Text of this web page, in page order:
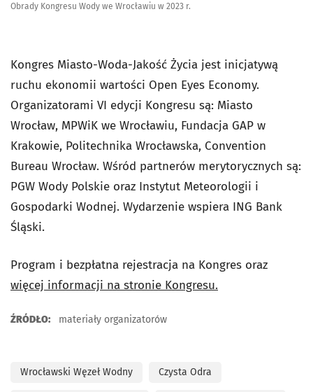
Obrady Kongresu Wody we Wrocławiu w 2023 r.
Kongres Miasto-Woda-Jakość Życia jest inicjatywą
ruchu ekonomii wartości Open Eyes Economy.
Organizatorami VI edycji Kongresu są: Miasto
Wrocław, MPWiK we Wrocławiu, Fundacja GAP w
Krakowie, Politechnika Wrocławska, Convention
Bureau Wrocław. Wśród partnerów merytorycznych są:
PGW Wody Polskie oraz Instytut Meteorologii i
Gospodarki Wodnej. Wydarzenie wspiera ING Bank
Śląski.
Program i bezpłatna rejestracja na Kongres oraz
więcej informacji na stronie Kongresu.
ŹRÓDŁO: materiały organizatorów
Wrocławski Węzeł Wodny Czysta Odra